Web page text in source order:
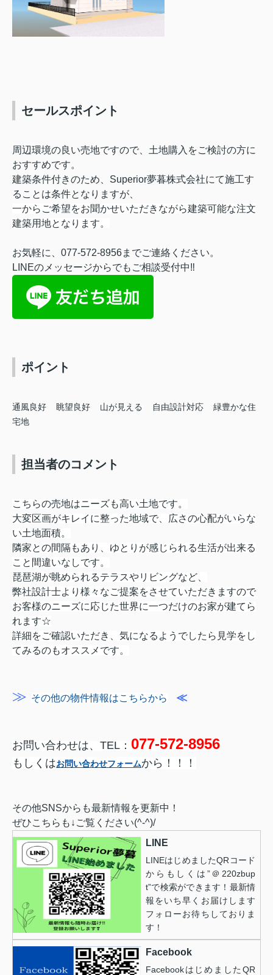
セールスポイント
周辺環境の良い売地ですので、土地購入をご検討の方に
おすすめです。
建築条件付きのため、Superior夢暮株式会社にて施工す
ることは条件となりますが、
一からご希望をお聞かせいただきながら建築可能な注文
建築用地となります。
お気軽に、 077-572-8956までご連絡ください。
LINEのメッセージからでもご相談受付中‼
ポイント
通風良好 眺望良好 山が見える 自由設計対応
緑豊かな住
宅地
担当者のコメント
こちらの売地はニーズも高い土地です。
大変区画がキレイに整った地域で、広さの心配がいらな
い土地面積。
隣家との間隔もあり、ゆとりが感じられる生活が出来る
こと間違いなしです。
琵琶湖が眺められるテラスやリビングなど、
弊社設計士より様々なご提案をさせていただきますので
お客様のニーズに応じた世界に一つだけのお家が建てら
れます☆
詳細をご確認いただき、気になるようでしたら見学をし
てみるのもオススメです。
≫ その他の物件情報はこちらから ≪
お問い合わせは、 TEL： 077-572-8956
もしくはお問い合わせフォームから！！！
その他SNSからも最新情報を更新中！
ぜひこちらも↓ご覧ください(^-^)/
LINE
LINEはじめましたQRコード
からもしくは”＠220zbup
t”で検索ができます！最新情
報をいち早くお届けします
フォローお待ちしておりま
す！
Facebook
FacebookはじめましたQR